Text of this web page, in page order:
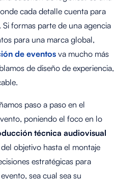
cada detalle cuenta para
formas parte de una agencia
para una marca global,
de eventos va mucho más
de diseño de experiencia,
paso a paso en el
poniendo el foco en lo
técnica audiovisual
objetivo hasta el montaje
estratégicas para
sea cual sea su